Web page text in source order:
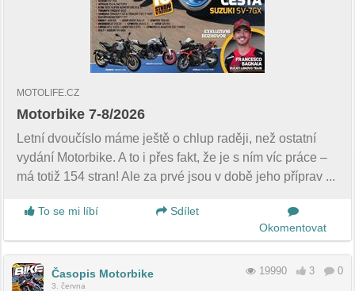
MOTOLIFE.CZ
Motorbike 7-8/2026
Letní dvoučíslo máme ještě o chlup raději, než ostatní
vydání Motorbike. A to i přes fakt, že je s ním víc práce –
má totiž 154 stran! Ale za prvé jsou v době jeho příprav ...
To se mi líbí
Sdílet
Okomentovat
Časopis Motorbike
3. června
19990 3 0